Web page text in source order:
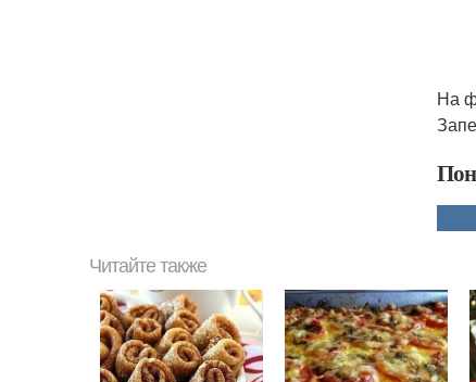
На
Читайте также